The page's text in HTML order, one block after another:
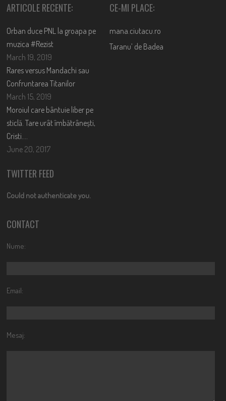
ARTICOLE RECENTE:
Orban duce PNL la groapa pe
muzica #Rezist
March 19, 2019
Rares versus Mandachi sau
Confruntarea Titanilor
March 15, 2019
Moroiul care bântuie liber pe
sticlă. Tare urât îmbătrânești,
Cristi….
June 20, 2017
CE-MI PLACE:
mana.ciutacu.ro
Taranu’ de Badea
TWITTER FEED
Could not authenticate you.
CONTACT
Nume:
Email:
Mesaj: